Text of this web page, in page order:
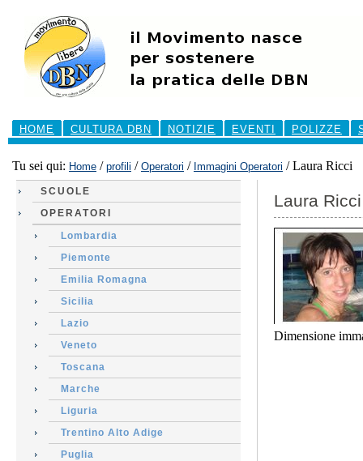
contenuti.
navigazione
Sezioni
HOME
CULTURA DBN NOTIZIE EVENTI POLIZZE
Tu sei qui: Home / profili / Operatori / Immagini Operatori /Laura Ricci
SCUOLE
OPERATORI
Lombardia
Piemonte
Emilia Romagna
Sicilia
Lazio
Veneto
Toscana
Marche
Liguria
Trentino Alto Adige
Puglia
Laura Ricci
Dimensione